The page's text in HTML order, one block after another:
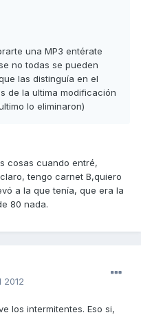
una MP3 entérate
no todas se pueden
las distinguía en el
de la ultima modificación
lo eliminaron)
cosas cuando entré,
tengo carnet B,quiero
a la que tenía, que era la
80 nada.
2012
los intermitentes. Eso si,